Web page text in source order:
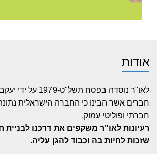
אודות
לאו"ר נוסדה בפסח
חברים אשר הבינו כי החברה הישראלית
חברתי ופוליטי עמוק.
רעיונות לאו"ר משקפים את דרכנו לבניית
שזכות לחיות בה וכבוד להגן עליה.